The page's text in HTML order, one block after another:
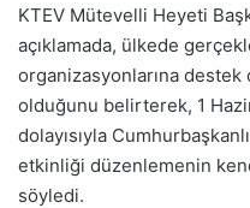
KTEV Mütevelli Heyeti
açıklamada, ülkede
organizasyonlarına destek
olduğunu belirterek, 1
dolayısıyla
etkinliği düzenlemenin
söyledi.